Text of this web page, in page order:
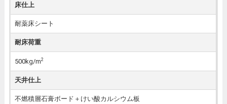
床仕上
耐薬床シート
耐床荷重
500kg/m2
天井仕上
不燃積層石膏ボード＋けい酸カルシウム板